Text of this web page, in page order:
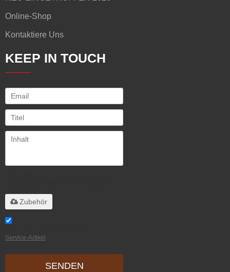
Online-Shop
Kontaktiere Uns
KEEP IN TOUCH
Zubehör
Service-Artikel
SENDEN